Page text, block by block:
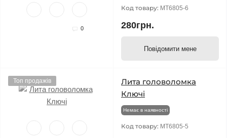
0
Код товару: MT6805-6
280грн.
Повідомити мене
Топ продажів
Лита головоломка
Ключі
Немає в наявності
Код товару: MT6805-5